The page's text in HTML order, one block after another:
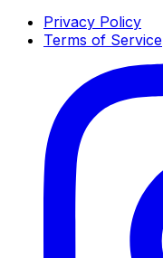
Privacy Policy
Terms of Service